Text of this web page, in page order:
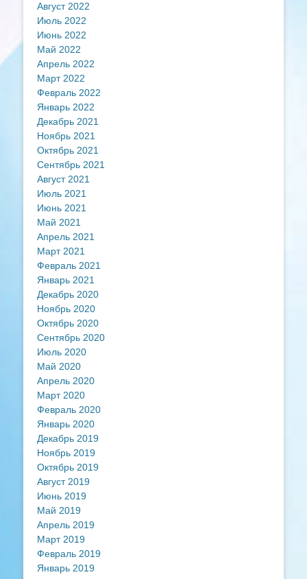
Август 2022
Июль 2022
Июнь 2022
Май 2022
Апрель 2022
Март 2022
Февраль 2022
Январь 2022
Декабрь 2021
Ноябрь 2021
Октябрь 2021
Сентябрь 2021
Август 2021
Июль 2021
Июнь 2021
Май 2021
Апрель 2021
Март 2021
Февраль 2021
Январь 2021
Декабрь 2020
Ноябрь 2020
Октябрь 2020
Сентябрь 2020
Июль 2020
Май 2020
Апрель 2020
Март 2020
Февраль 2020
Январь 2020
Декабрь 2019
Ноябрь 2019
Октябрь 2019
Август 2019
Июнь 2019
Май 2019
Апрель 2019
Март 2019
Февраль 2019
Январь 2019